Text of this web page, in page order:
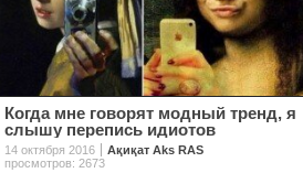
Когда мне говорят модный тренд, я
слышу перепись идиотов
14 октября 2016
Ақиқат Aks RAS
просмотров: 2673